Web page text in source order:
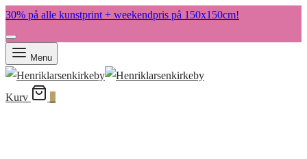
30% på alle kunstprint + weekendpris på 150x150cm!
Menu
Kurv